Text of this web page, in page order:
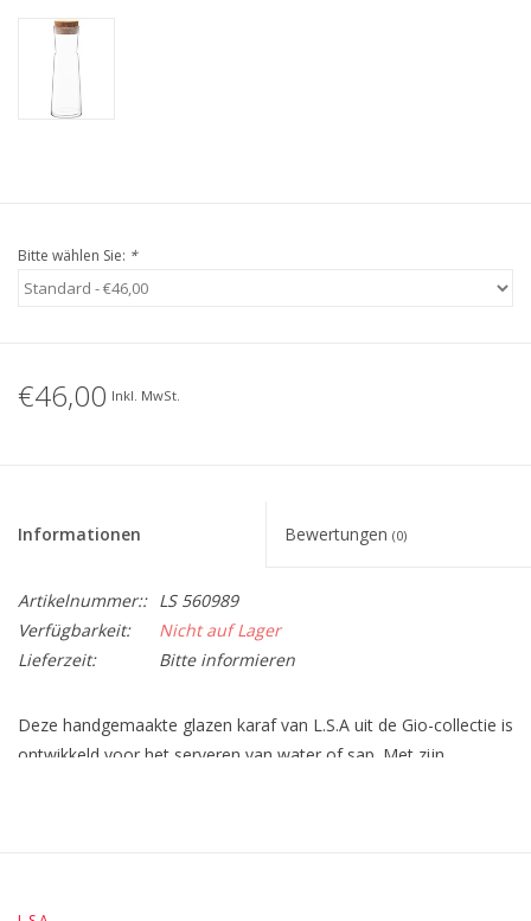
Bitte wählen Sie: *
€46,00 Inkl. MwSt.
Informationen Bewertungen (0)
Artikelnummer:: LS 560989
Verfügbarkeit:
Nicht auf Lager
Lieferzeit:
Bitte informieren
Deze handgemaakte glazen karaf van L.S.A uit de Gio-collectie is
ontwikkeld voor het serveren van water of sap. Met zijn